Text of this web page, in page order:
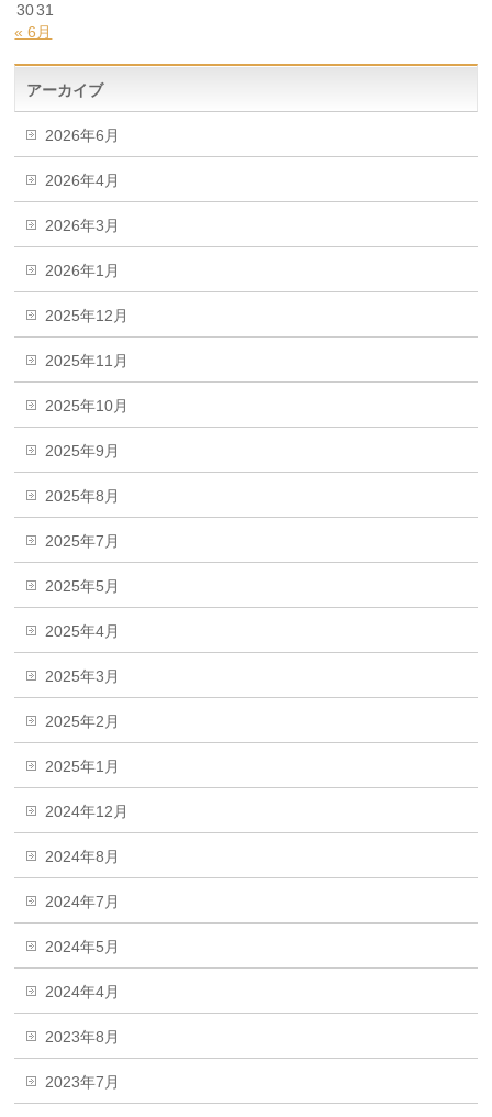
3031
« 6月
アーカイブ
2026年6月
2026年4月
2026年3月
2026年1月
2025年12月
2025年11月
2025年10月
2025年9月
2025年8月
2025年7月
2025年5月
2025年4月
2025年3月
2025年2月
2025年1月
2024年12月
2024年8月
2024年7月
2024年5月
2024年4月
2023年8月
2023年7月